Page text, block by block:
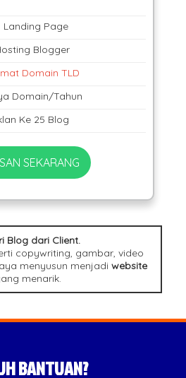
Landing Page
Blogger
Domain TLD
Domain/Tahun
Ke 25 Blog
SEKARANG
Blog dari Client.
copywriting, gambar, video
menyusun menjadi website
menarik.
BANTUAN?